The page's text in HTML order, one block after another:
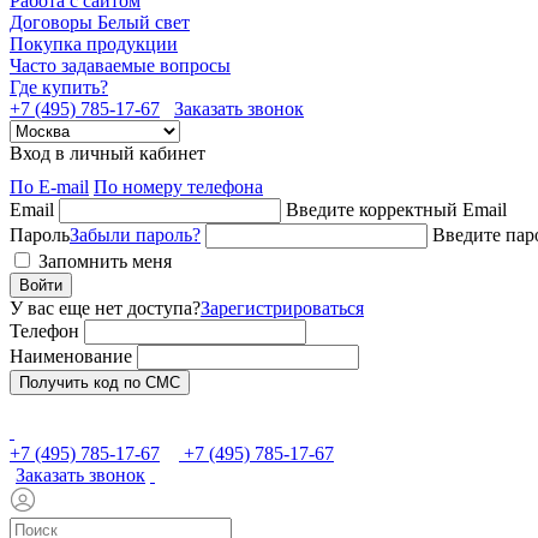
Договоры Белый свет
Покупка продукции
Часто задаваемые вопросы
Где купить?
+7 (495) 785-17-67
Заказать звонок
Вход в личный кабинет
По E-mail По номеру телефона
Email
Введите корректный Email
ПарольЗабыли пароль?
Введите
Запомнить меня
Войти
У вас еще нет доступа?Зарегистрироваться
Телефон
Наименование
Получить код по СМС
+7 (495) 785-17-67
+7 (495) 785-17-67
Заказать звонок